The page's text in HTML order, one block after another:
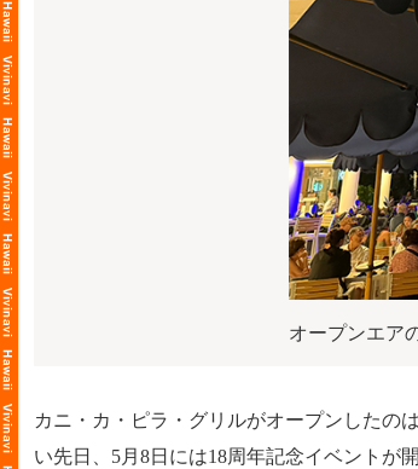
オープンエア
カニ・カ・ピラ・グリルがオープンしたの
い先日、5月8日には18周年記念イベントが